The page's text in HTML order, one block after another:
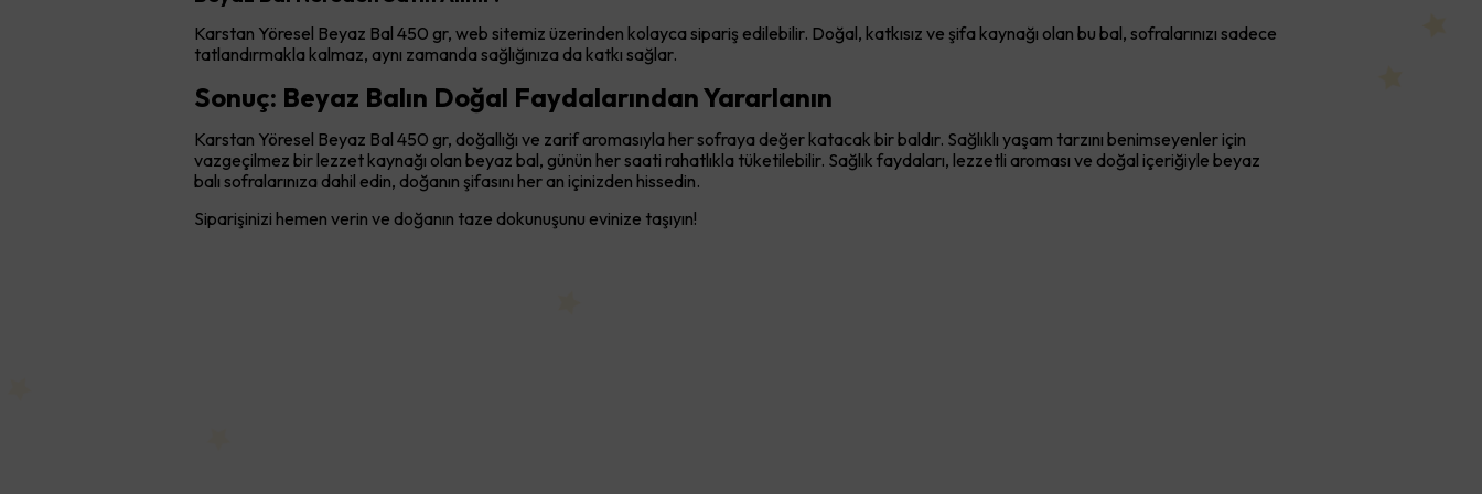
Karstan Yöresel Beyaz Bal 450 gr, web sitemiz üzerinden kolayca sipariş edilebilir. Doğal, katkısız ve şifa kaynağı olan bu bal, sofralarınızı sadece
tatlandırmakla kalmaz, aynı zamanda sağlığınıza da katkı sağlar.
Sonuç: Beyaz Balın Doğal Faydalarından Yararlanın
Karstan Yöresel Beyaz Bal 450 gr, doğallığı ve zarif aromasıyla her sofraya değer katacak bir baldır. Sağlıklı yaşam tarzını benimseyenler için
vazgeçilmez bir lezzet kaynağı olan beyaz bal, günün her saati rahatlıkla tüketilebilir. Sağlık faydaları, lezzetli aroması ve doğal içeriğiyle beyaz
balı sofralarınıza dahil edin, doğanın şifasını her an içinizden hissedin.
Siparişinizi hemen verin ve doğanın taze dokunuşunu evinize taşıyın!